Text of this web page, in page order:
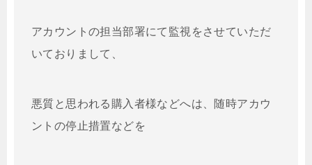
アカウントの担当部署にて監視をさせていただ
いておりまして、
悪質と思われる購入者様などへは、随時アカウ
ントの停止措置などを